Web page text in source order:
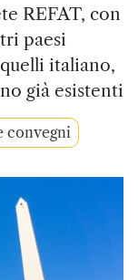
REFAT, con
paesi
italiano,
già esistenti
convegni